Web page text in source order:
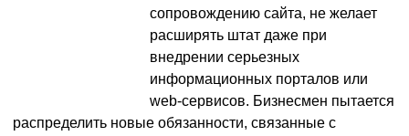
сопровождению сайта, не желает
расширять штат даже при
внедрении серьезных
информационных порталов или
web-сервисов. Бизнесмен пытается
распределить новые обязанности, связанные с